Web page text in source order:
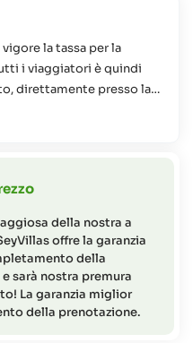
la tassa per la
i viaggiatori è quindi
direttamente presso la
che oscilla tra le 75 e le
a notte. Questo
per persone a
o richieste non
della nostra a
offre la garanzia
della
sarà nostra premura
La garanzia miglior
della prenotazione.